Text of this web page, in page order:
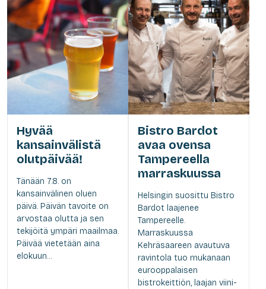
Hyvää
kansainvälistä
olutpäivää!
Tänään 7.8. on
kansainvälinen oluen
päivä. Päivän tavoite on
arvostaa olutta ja sen
tekijöitä ympäri maailmaa.
Päivää vietetään aina
elokuun...
Bistro Bardot
avaa ovensa
Tampereella
marraskuussa
Helsingin suosittu Bistro
Bardot laajenee
Tampereelle.
Marraskuussa
Kehräsaareen avautuva
ravintola tuo mukanaan
eurooppalaisen
bistrokeittiön, laajan viini-